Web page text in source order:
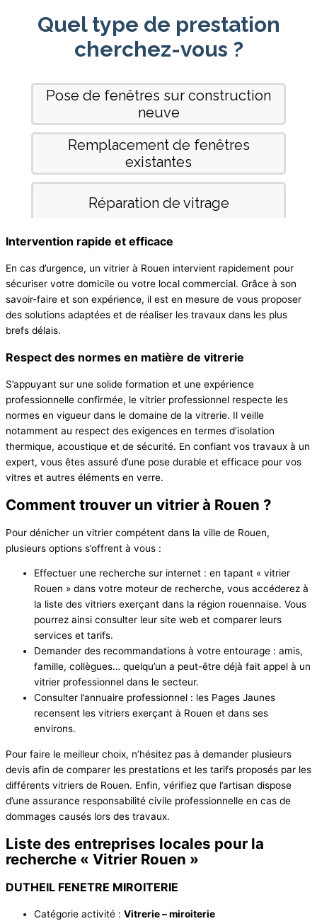
Intervention rapide et efficace
En cas d’urgence, un vitrier à Rouen intervient rapidement pour
sécuriser votre domicile ou votre local commercial. Grâce à son
savoir-faire et son expérience, il est en mesure de vous proposer
des solutions adaptées et de réaliser les travaux dans les plus
brefs délais.
Respect des normes en matière de vitrerie
S’appuyant sur une solide formation et une expérience
professionnelle confirmée, le vitrier professionnel respecte les
normes en vigueur dans le domaine de la vitrerie. Il veille
notamment au respect des exigences en termes d’isolation
thermique, acoustique et de sécurité. En confiant vos travaux à un
expert, vous êtes assuré d’une pose durable et efficace pour vos
vitres et autres éléments en verre.
Comment trouver un vitrier à Rouen ?
Pour dénicher un vitrier compétent dans la ville de Rouen,
plusieurs options s’offrent à vous :
Effectuer une recherche sur internet : en tapant « vitrier
Rouen » dans votre moteur de recherche, vous accéderez à
la liste des vitriers exerçant dans la région rouennaise. Vous
pourrez ainsi consulter leur site web et comparer leurs
services et tarifs.
Demander des recommandations à votre entourage : amis,
famille, collègues… quelqu’un a peut-être déjà fait appel à un
vitrier professionnel dans le secteur.
Consulter l’annuaire professionnel : les Pages Jaunes
recensent les vitriers exerçant à Rouen et dans ses
environs.
Pour faire le meilleur choix, n’hésitez pas à demander plusieurs
devis afin de comparer les prestations et les tarifs proposés par les
différents vitriers de Rouen. Enfin, vérifiez que l’artisan dispose
d’une assurance responsabilité civile professionnelle en cas de
dommages causés lors des travaux.
Liste des entreprises locales pour la
recherche « Vitrier Rouen »
DUTHEIL FENETRE MIROITERIE
Catégorie activité : Vitrerie – miroiterie